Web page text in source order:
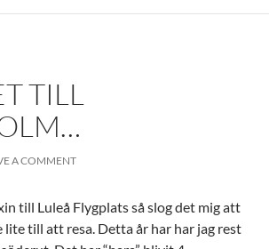
TILL
A COMMENT
till Luleå Flygplats så slog det mig att
lite till att resa. Detta år har har jag rest